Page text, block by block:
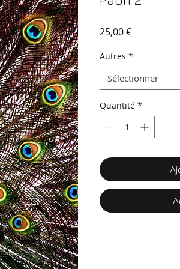
25,00 €Prix
Autres *
Sélectionner
Quantité *